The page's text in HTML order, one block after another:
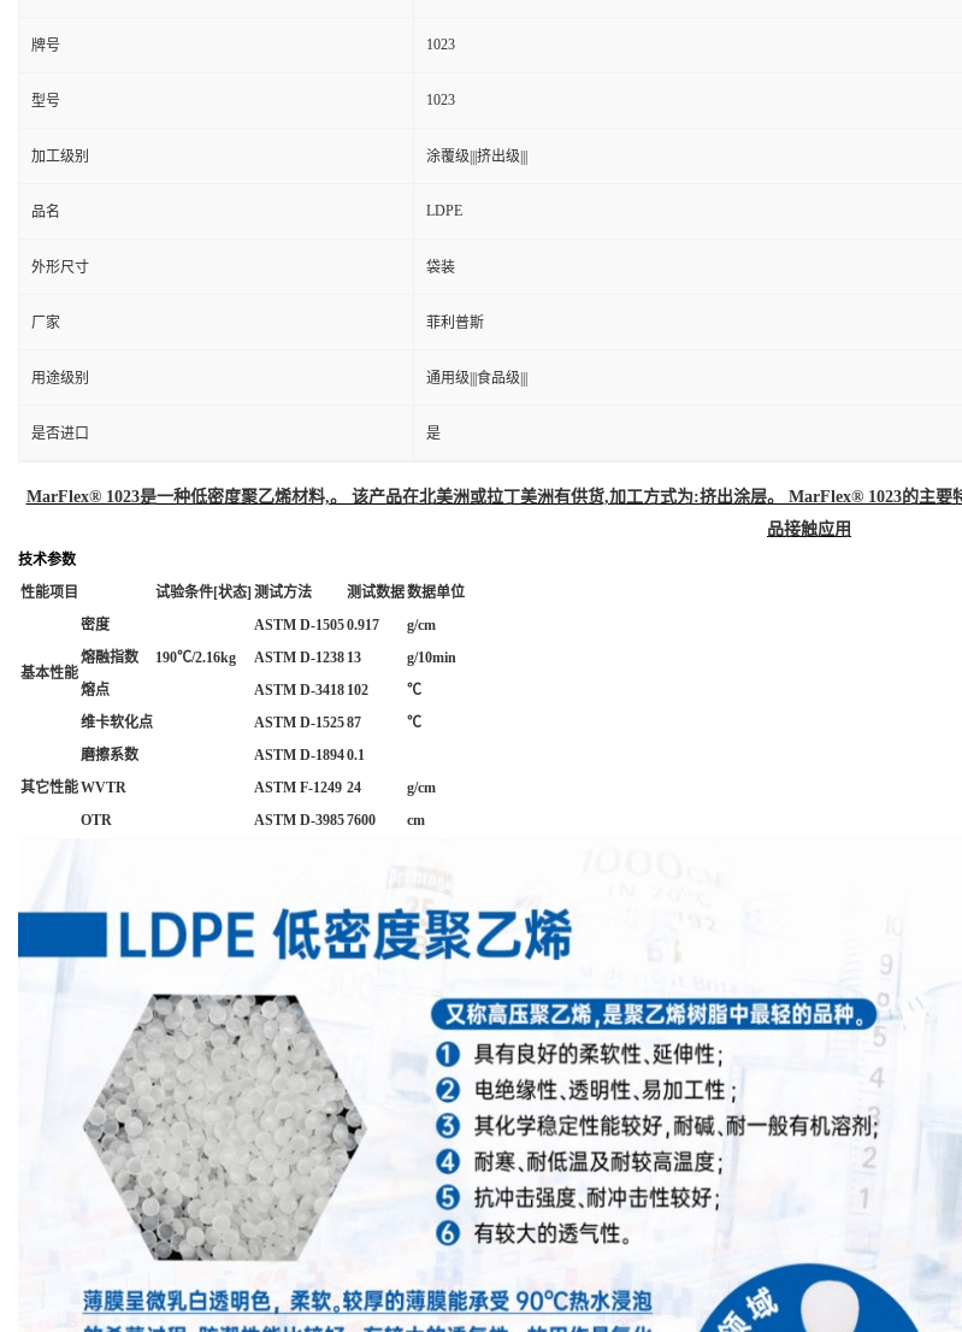
牌号 1023
型号 1023
加工级别 涂覆级|||挤出级|||
品名 LDPE
外形尺寸 袋装
厂家 菲利普斯
用途级别 通用级|||食品级|||
是否进口 是
MarFlex® 1023是一种低密度聚乙烯材料,。 该产品在北美洲或拉丁美洲有供货,加工方式为:挤出涂层。 MarFlex® 1023的主
品接触应用
技术参数
性能项目
试验条件[状态] 测试方法 测试数据数据单位
基本性能
密度 ASTM D-15050.917
g/cm
熔融指数
190℃/2.16kg ASTM D-1238 13
g/10min
熔点
ASTM D-3418 102
℃
维卡软化点
ASTM D-152587 ℃
其它性能
磨擦系数 ASTM D-18940.1
WVTR
ASTM F-1249 24
g/cm
OTR
ASTM D-39857600 cm